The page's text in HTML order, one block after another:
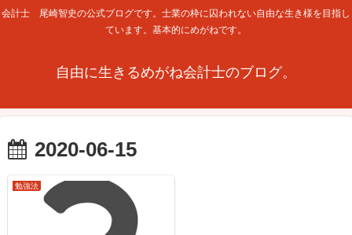
会計士 尾崎智史の公式ブログです。士業の枠に囚われない自由な生き様を目指し
ています。基本的にめがねです。
自由に生きるめがね会計士のブログ。
2020-06-15
勉強法